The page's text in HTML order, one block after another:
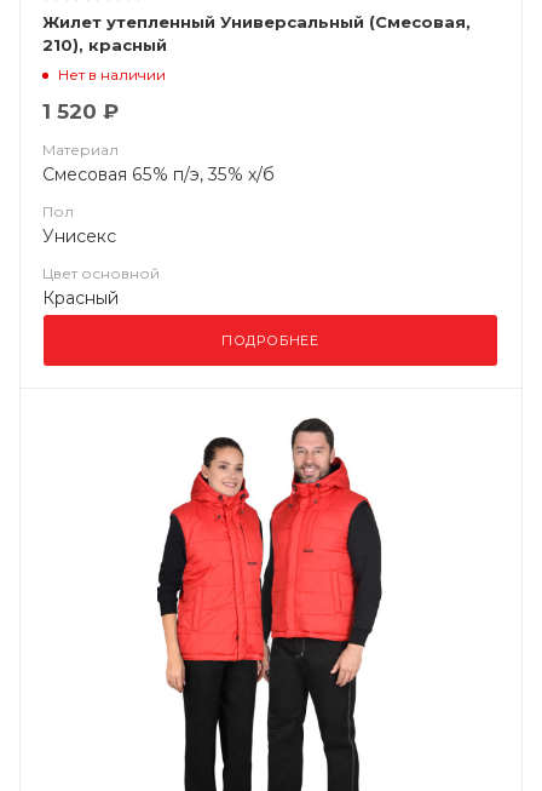
Жилет утепленный Универсальный (Смесовая,
210), красный
Нет в наличии
1 520 ₽
Материал
Смесовая 65% п/э, 35% х/б
Пол
Унисекс
Цвет основной
Красный
ПОДРОБНЕЕ